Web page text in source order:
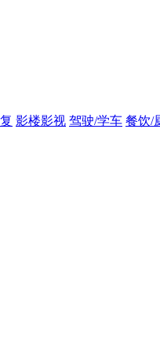
影楼影视 驾驶/学车 餐饮/